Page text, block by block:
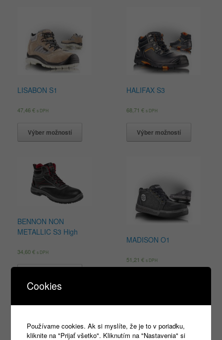
LISABON S1
47,46€ s DPH
Výber možností
HALIFAX S3
68,71€ s DPH
Výber možností
BENNON NON
METALLIC S3 High
34,60€ s DPH
MADISON O1
51,21€ s DPH
Products
Cookies
Používame cookies. Ak si myslíte, že je to v poriadku,
kliknite na "Prijať všetko". Kliknutím na "Nastavenia" si